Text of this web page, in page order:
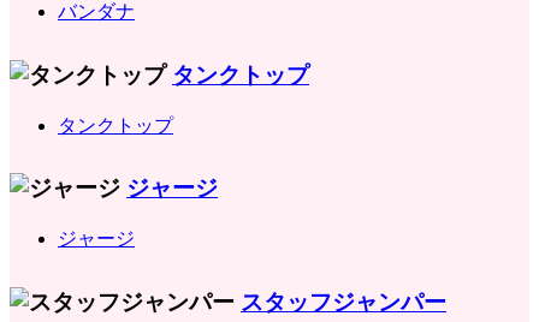
バンダナ
タンクトップ
タンクトップ
ジャージ
ジャージ
スタッフジャンパー